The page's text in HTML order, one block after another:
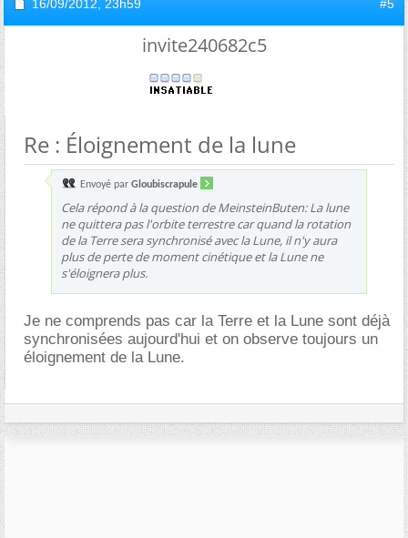
16/09/2012, 23h59 #5
invite240682c5
Re : Éloignement de la lune
Envoyé par Gloubiscrapule
Cela répond à la question de MeinsteinButen: La lune
ne quittera pas l'orbite terrestre car quand la rotation
de la Terre sera synchronisé avec la Lune, il n'y aura
plus de perte de moment cinétique et la Lune ne
s'éloignera plus.
Je ne comprends pas car la Terre et la Lune sont déjà
synchronisées aujourd'hui et on observe toujours un
éloignement de la Lune.